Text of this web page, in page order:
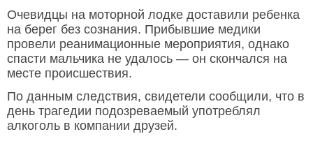
Очевидцы на моторной лодке доставили ребенка
на берег без сознания. Прибывшие медики
провели реанимационные мероприятия, однако
спасти мальчика не удалось — он скончался на
месте происшествия.
По данным следствия, свидетели сообщили, что в
день трагедии подозреваемый употреблял
алкоголь в компании друзей.